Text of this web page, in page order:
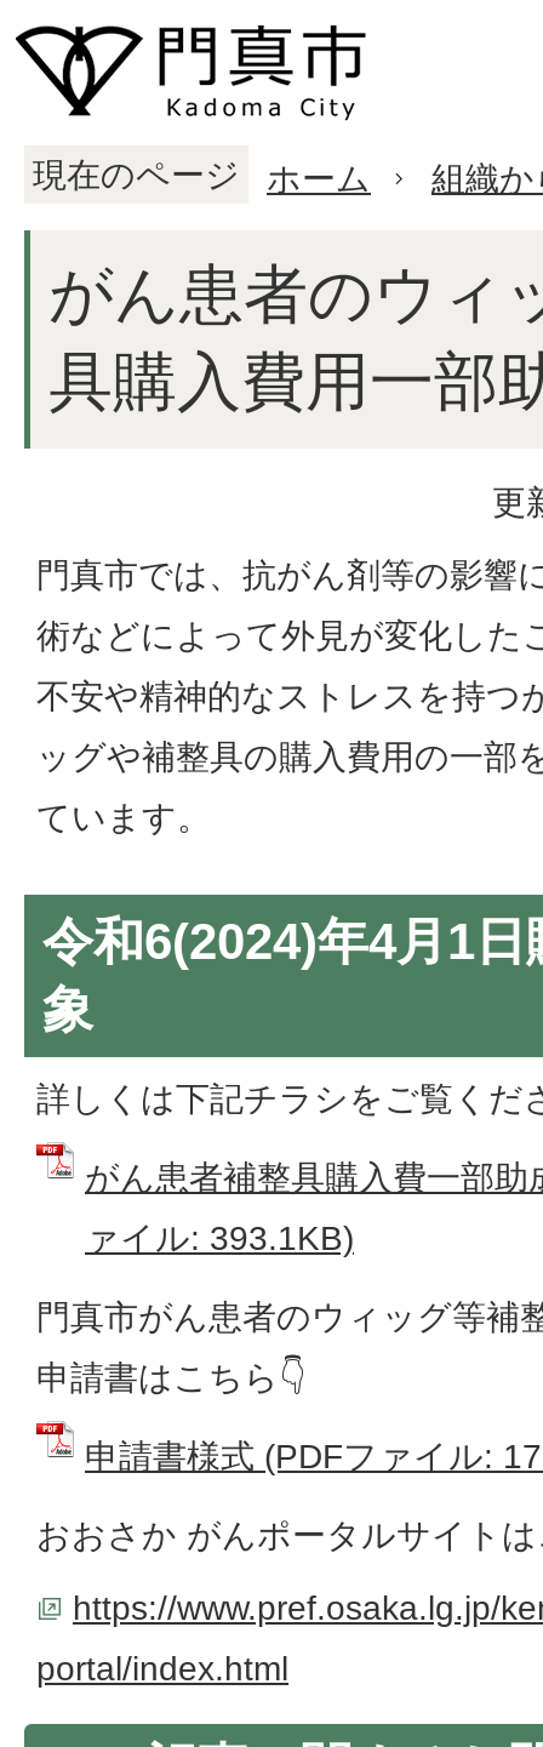
現在のページ ホーム 組織
がん患者のウィ
具購入費用一部
更
門真市では、抗がん剤等の影響
術などによって外見が変化した
不安や精神的なストレスを持つ
ッグや補整具の購入費用の一部
ています。
令和6(2024)年4月1
象
詳しくは下記チラシをご覧くだ
がん患者補整具購入費一部
ァイル: 393.1KB)
門真市がん患者のウィッグ等補
申請書はこちら👇
申請書様式 (PDFファイル:
おおさか がんポータルサイト
https://www.pref.osaka.lg.jp/
portal/index.html